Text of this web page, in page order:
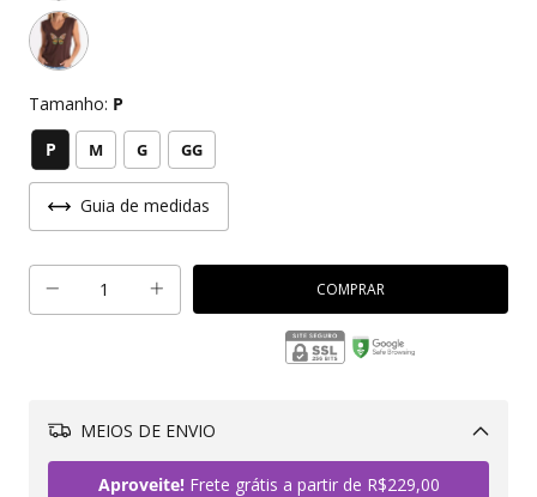
Tamanho: P
P M G GG
Guia de medidas
MEIOS DE ENVIO
Aproveite!Frete grátis a partir de R$229,00